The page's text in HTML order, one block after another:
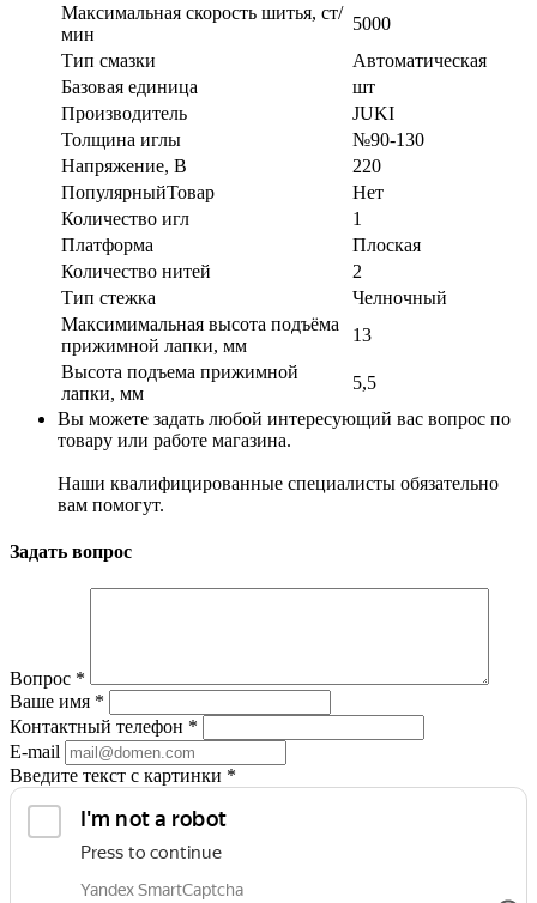
Максимальная скорость шитья, ст/
мин
5000
Тип смазки
Автоматическая
Базовая единица
шт
Производитель
JUKI
Толщина иглы
№90-130
Напряжение, В
220
ПопулярныйТовар
Нет
Количество игл
1
Платформа
Плоская
Количество нитей
2
Тип стежка
Челночный
Максимимальная высота подъёма
прижимной лапки, мм
13
Высота подъема прижимной
лапки, мм
5,5
Вы можете задать любой интересующий вас вопрос по
товару или работе магазина.
Наши квалифицированные специалисты обязательно
вам помогут.
Задать вопрос
Вопрос *
Ваше имя *
Контактный телефон *
E-mail
Введите текст с картинки *